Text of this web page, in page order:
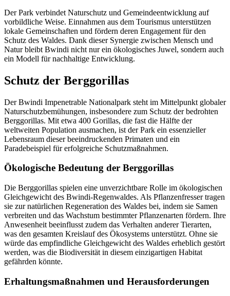
Der Park verbindet Naturschutz und Gemeindeentwicklung auf
vorbildliche Weise. Einnahmen aus dem Tourismus unterstützen
lokale Gemeinschaften und fördern deren Engagement für den
Schutz des Waldes. Dank dieser Synergie zwischen Mensch und
Natur bleibt Bwindi nicht nur ein ökologisches Juwel, sondern auch
ein Modell für nachhaltige Entwicklung.
Schutz der Berggorillas
Der Bwindi Impenetrable Nationalpark steht im Mittelpunkt globaler
Naturschutzbemühungen, insbesondere zum Schutz der bedrohten
Berggorillas. Mit etwa 400 Gorillas, die fast die Hälfte der
weltweiten Population ausmachen, ist der Park ein essenzieller
Lebensraum dieser beeindruckenden Primaten und ein
Paradebeispiel für erfolgreiche Schutzmaßnahmen.
Ökologische Bedeutung der Berggorillas
Die Berggorillas spielen eine unverzichtbare Rolle im ökologischen
Gleichgewicht des Bwindi-Regenwaldes. Als Pflanzenfresser tragen
sie zur natürlichen Regeneration des Waldes bei, indem sie Samen
verbreiten und das Wachstum bestimmter Pflanzenarten fördern. Ihre
Anwesenheit beeinflusst zudem das Verhalten anderer Tierarten,
was den gesamten Kreislauf des Ökosystems unterstützt. Ohne sie
würde das empfindliche Gleichgewicht des Waldes erheblich gestört
werden, was die Biodiversität in diesem einzigartigen Habitat
gefährden könnte.
Erhaltungsmaßnahmen und Herausforderungen